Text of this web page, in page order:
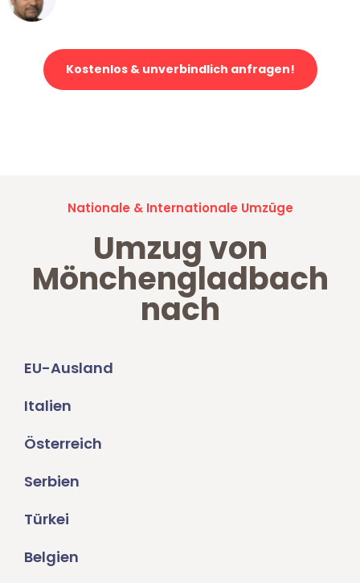
Kostenlos & unverbindlich anfragen!
Nationale & Internationale Umzüge
Umzug von
Mönchengladbach
nach
EU-Ausland
Italien
Österreich
Serbien
Türkei
Belgien